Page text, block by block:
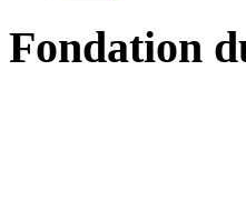
Fondation